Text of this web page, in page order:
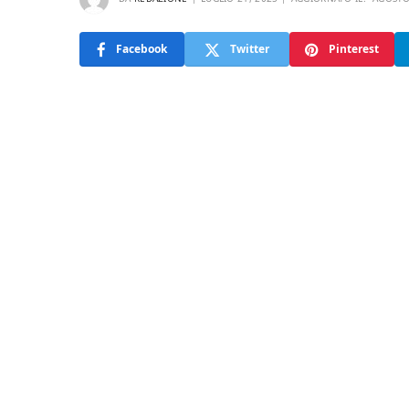
Facebook Twitter Pinterest